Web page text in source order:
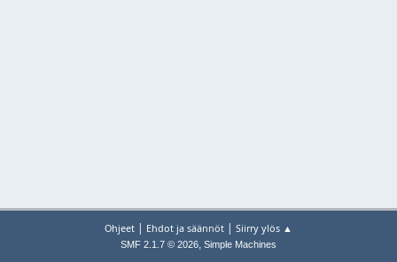
Ohjeet | Ehdot ja säännöt | Siirry ylös ▲
SMF 2.1.7 © 2026, Simple Machines